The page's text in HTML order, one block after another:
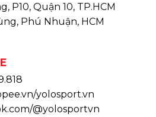
P10, Quận 10, TP.HCM
Phú Nhuận, HCM
yolosport.vn
@yolosportvn